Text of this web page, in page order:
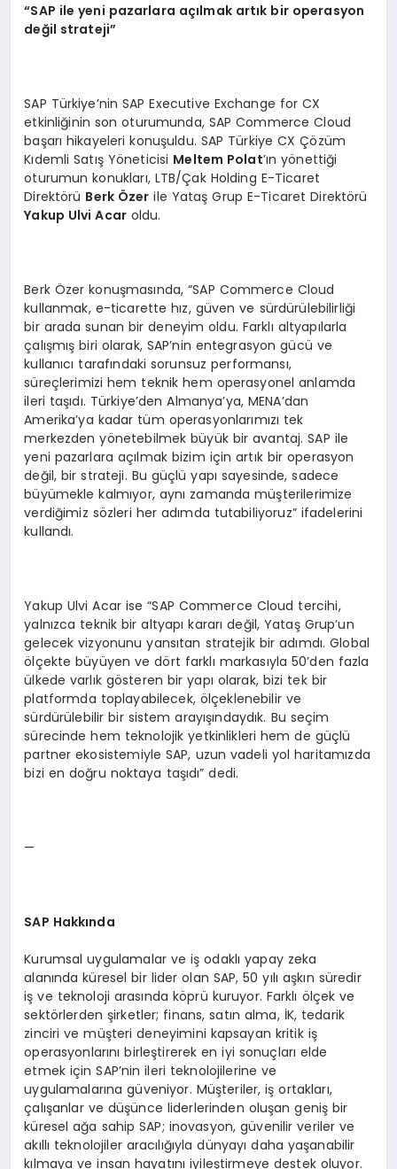
“SAP ile yeni pazarlara açılmak artık bir operasyon
değil strateji”
SAP Türkiye’nin SAP Executive Exchange for CX
etkinliğinin son oturumunda, SAP Commerce Cloud
başarı hikayeleri konuşuldu. SAP Türkiye CX Çözüm
Kıdemli Satış Yöneticisi Meltem Polat’ın yönettiği
oturumun konukları, LTB/Çak Holding E-Ticaret
Direktörü Berk Özer ile Yataş Grup E-Ticaret Direktörü
Yakup Ulvi Acaroldu.
Berk Özer konuşmasında, “SAP Commerce Cloud
kullanmak, e-ticarette hız, güven ve sürdürülebilirliği
bir arada sunan bir deneyim oldu. Farklı altyapılarla
çalışmış biri olarak, SAP’nin entegrasyon gücü ve
kullanıcı tarafındaki sorunsuz performansı,
süreçlerimizi hem teknik hem operasyonel anlamda
ileri taşıdı. Türkiye’den Almanya’ya, MENA’dan
Amerika’ya kadar tüm operasyonlarımızı tek
merkezden yönetebilmek büyük bir avantaj. SAP ile
yeni pazarlara açılmak bizim için artık bir operasyon
değil, bir strateji. Bu güçlü yapı sayesinde, sadece
büyümekle kalmıyor, aynı zamanda müşterilerimize
verdiğimiz sözleri her adımda tutabiliyoruz” ifadelerini
kullandı.
Yakup Ulvi Acar ise “SAP Commerce Cloud tercihi,
yalnızca teknik bir altyapı kararı değil, Yataş Grup’un
gelecek vizyonunu yansıtan stratejik bir adımdı. Global
ölçekte büyüyen ve dört farklı markasıyla 50’den fazla
ülkede varlık gösteren bir yapı olarak, bizi tek bir
platformda toplayabilecek, ölçeklenebilir ve
sürdürülebilir bir sistem arayışındaydık. Bu seçim
sürecinde hem teknolojik yetkinlikleri hem de güçlü
partner ekosistemiyle SAP, uzun vadeli yol haritamızda
bizi en doğru noktaya taşıdı” dedi.
—
SAP Hakkında
Kurumsal uygulamalar ve iş odaklı yapay zeka
alanında küresel bir lider olan SAP, 50 yılı aşkın süredir
iş ve teknoloji arasında köprü kuruyor. Farklı ölçek ve
sektörlerden şirketler; finans, satın alma, İK, tedarik
zinciri ve müşteri deneyimini kapsayan kritik iş
operasyonlarını birleştirerek en iyi sonuçları elde
etmek için SAP’nin ileri teknolojilerine ve
uygulamalarına güveniyor. Müşteriler, iş ortakları,
çalışanlar ve düşünce liderlerinden oluşan geniş bir
küresel ağa sahip SAP; inovasyon, güvenilir veriler ve
akıllı teknolojiler aracılığıyla dünyayı daha yaşanabilir
kılmaya ve insan hayatını iyileştirmeye destek oluyor.